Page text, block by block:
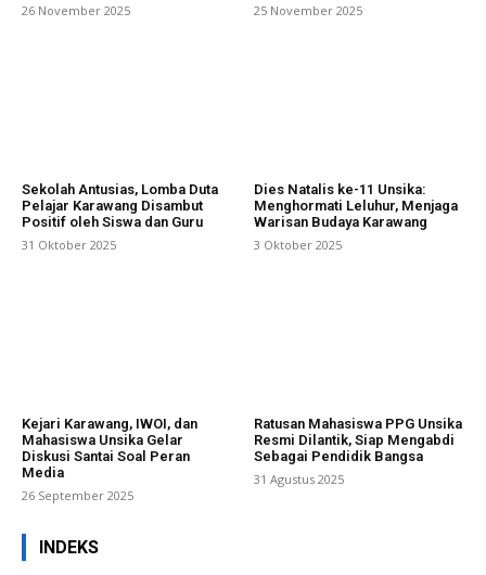
26 November 2025
25 November 2025
Sekolah Antusias, Lomba Duta
Pelajar Karawang Disambut
Positif oleh Siswa dan Guru
31 Oktober 2025
Dies Natalis ke-11 Unsika:
Menghormati Leluhur, Menjaga
Warisan Budaya Karawang
3 Oktober 2025
Kejari Karawang, IWOI, dan
Mahasiswa Unsika Gelar
Diskusi Santai Soal Peran
Media
26 September 2025
Ratusan Mahasiswa PPG Unsika
Resmi Dilantik, Siap Mengabdi
Sebagai Pendidik Bangsa
31 Agustus 2025
INDEKS